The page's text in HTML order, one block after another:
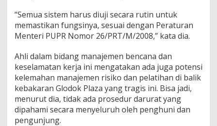
“Semua sistem harus diuji secara rutin untuk
memastikan fungsinya, sesuai dengan Peraturan
Menteri PUPR Nomor 26/PRT/M/2008,” kata dia.
Ahli dalam bidang manajemen bencana dan
keselamatan kerja ini mengatakan ada juga potensi
kelemahan manajemen risiko dan pelatihan di balik
kebakaran Glodok Plaza yang tragis ini. Bisa jadi,
menurut dia, tidak ada prosedur darurat yang
dipahami secara menyeluruh oleh penghuni dan
pengunjung.